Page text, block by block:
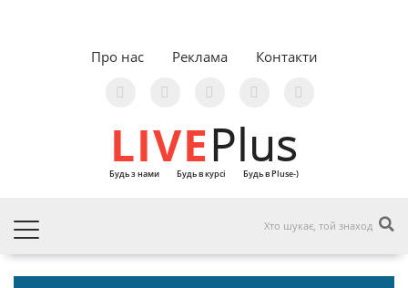
Про нас Реклама Контакти
LIVEPlus
Будь з нами Будь в курсі Будь в Pluse-)